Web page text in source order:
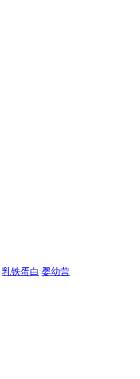
乳铁蛋白 婴幼营